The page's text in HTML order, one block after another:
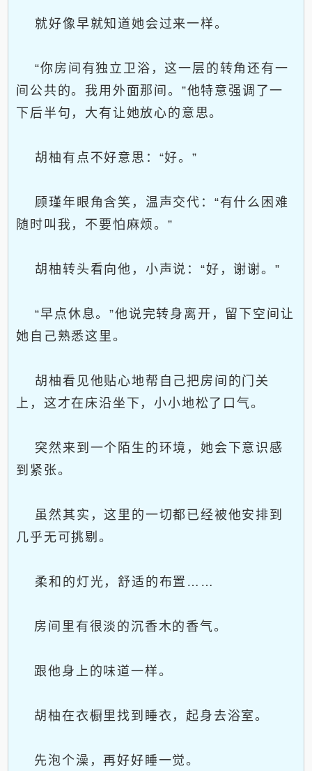
就好像早就知道她会过来一样。
“你房间有独立卫浴，这一层的转角还有一
间公共的。我用外面那间。”他特意强调了一
下后半句，大有让她放心的意思。
胡柚有点不好意思：“好。”
顾瑾年眼角含笑，温声交代：“有什么困难
随时叫我，不要怕麻烦。”
胡柚转头看向他，小声说：“好，谢谢。”
“早点休息。”他说完转身离开，留下空间让
她自己熟悉这里。
胡柚看见他贴心地帮自己把房间的门关
上，这才在床沿坐下，小小地松了口气。
突然来到一个陌生的环境，她会下意识感
到紧张。
虽然其实，这里的一切都已经被他安排到
几乎无可挑剔。
柔和的灯光，舒适的布置……
房间里有很淡的沉香木的香气。
跟他身上的味道一样。
胡柚在衣橱里找到睡衣，起身去浴室。
先泡个澡，再好好睡一觉。